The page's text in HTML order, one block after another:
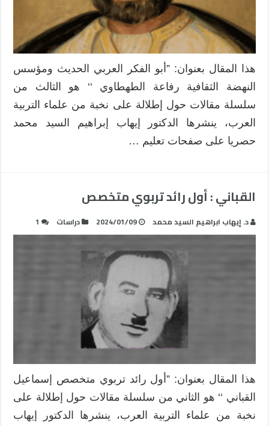
الثقافية
رفاعة
الطهطاوي
مغلقة
هذا المقال بعنوان: ”أبو الفكر العربي الحديث ومؤسس
النهضة الثقافية رفاعة الطهطاوي ‘‘ هو الثالث من
سلسلة مقالات حول إطلالة على نخبة من علماء التربية
العرب، ينشرها الدكتور إيهاب إبراهيم السيد محمد
حصريا على صفحات تعليم …
القباني : أول رائد تربوي متخصص
د. إيهاب ابراهيم السيد محمد 2024/01/09 دراسات 1
هذا المقال بعنوان: ”أول رائد تربوي متخصص إسماعيل
القباني ‘‘ هو الثاني من سلسلة مقالات حول إطلالة على
نخبة من علماء التربية العرب، ينشرها الدكتور إيهاب